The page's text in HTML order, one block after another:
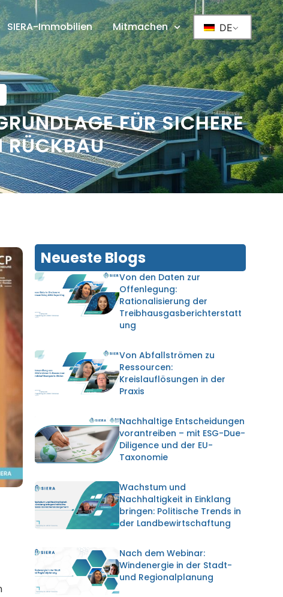
SIERA-Immobilien Mitmachen DE
FÜR SICHERE
RÜCKBAU
Neueste Blogs
Von den Daten zur
Offenlegung:
Rationalisierung der
Treibhausgasberichterstatt
ung
Von Abfallströmen zu
Ressourcen:
Kreislauflösungen in der
Praxis
Nachhaltige Entscheidungen
vorantreiben – mit ESG-Due-
Diligence und der EU-
Taxonomie
Wachstum und
Nachhaltigkeit in Einklang
bringen: Politische Trends in
der Landbewirtschaftung
Nach dem Webinar:
Windenergie in der Stadt-
und Regionalplanung